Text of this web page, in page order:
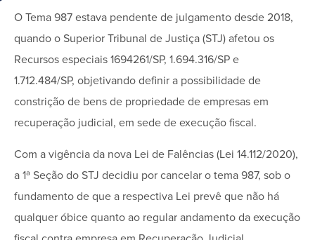
O Tema 987 estava pendente de julgamento desde 2018,
quando o Superior Tribunal de Justiça (STJ) afetou os
Recursos especiais 1694261/SP, 1.694.316/SP e
1.712.484/SP, objetivando definir a possibilidade de
constrição de bens de propriedade de empresas em
recuperação judicial, em sede de execução fiscal.
Com a vigência da nova Lei de Falências (Lei 14.112/2020),
a 1ª Seção do STJ decidiu por cancelar o tema 987, sob o
fundamento de que a respectiva Lei prevê que não há
qualquer óbice quanto ao regular andamento da execução